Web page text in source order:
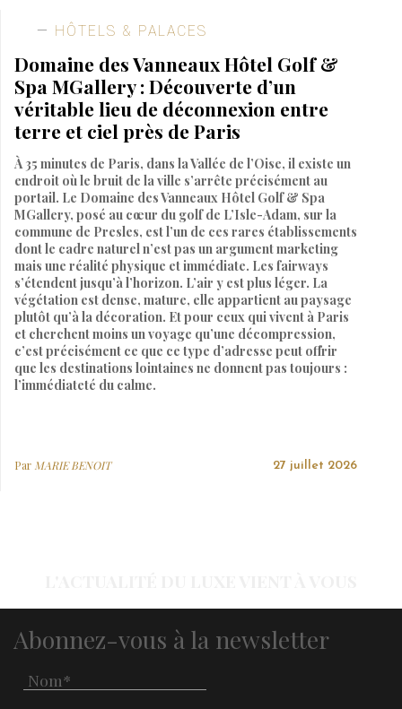
HÔTELS & PALACES
Domaine des Vanneaux Hôtel Golf &
Spa MGallery : Découverte d’un
véritable lieu de déconnexion entre
terre et ciel près de Paris
À 35 minutes de Paris, dans la Vallée de l’Oise, il existe un
endroit où le bruit de la ville s’arrête précisément au
portail. Le Domaine des Vanneaux Hôtel Golf & Spa
MGallery, posé au cœur du golf de L’Isle-Adam, sur la
commune de Presles, est l’un de ces rares établissements
dont le cadre naturel n’est pas un argument marketing
mais une réalité physique et immédiate. Les fairways
s’étendent jusqu’à l’horizon. L’air y est plus léger. La
végétation est dense, mature, elle appartient au paysage
plutôt qu’à la décoration. Et pour ceux qui vivent à Paris
et cherchent moins un voyage qu’une décompression,
c’est précisément ce que ce type d’adresse peut offrir
que les destinations lointaines ne donnent pas toujours :
l’immédiateté du calme.
ParMARIE BENOIT 27 juillet 2026
Abonnez-vous à la newsletter